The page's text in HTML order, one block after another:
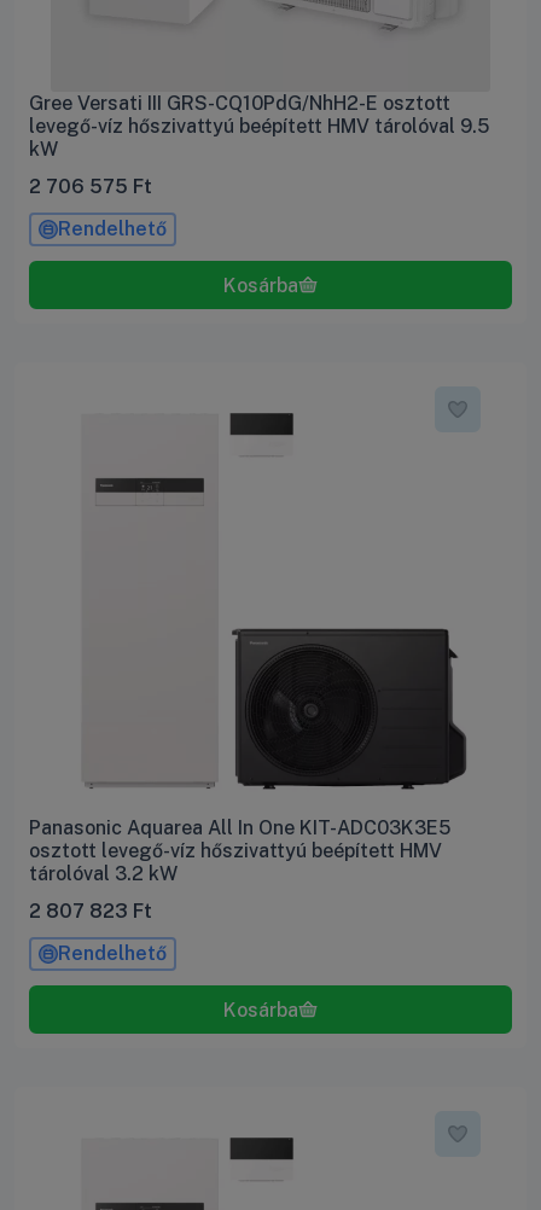
Gree Versati III GRS-CQ10PdG/NhH2-E osztott
levegő-víz hőszivattyú beépített HMV tárolóval 9.5
kW
2 706 575 Ft
Rendelhető
Panasonic Aquarea All In One KIT-ADC03K3E5
osztott levegő-víz hőszivattyú beépített HMV
tárolóval 3.2 kW
2 807 823 Ft
Rendelhető